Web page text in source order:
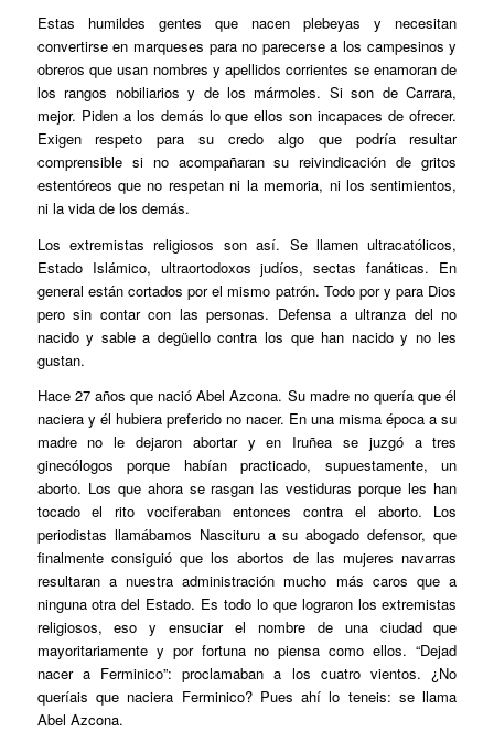
Estas humildes gentes que nacen plebeyas y necesitan
convertirse en marqueses para no parecerse a los campesinos y
obreros que usan nombres y apellidos corrientes se enamoran de
los rangos nobiliarios y de los mármoles. Si son de Carrara,
mejor. Piden a los demás lo que ellos son incapaces de ofrecer.
Exigen respeto para su credo algo que podría resultar
comprensible si no acompañaran su reivindicación de gritos
estentóreos que no respetan ni la memoria, ni los sentimientos,
ni la vida de los demás.
Los extremistas religiosos son así. Se llamen ultracatólicos,
Estado Islámico, ultraortodoxos judíos, sectas fanáticas. En
general están cortados por el mismo patrón. Todo por y para Dios
pero sin contar con las personas. Defensa a ultranza del no
nacido y sable a degüello contra los que han nacido y no les
gustan.
Hace 27 años que nació Abel Azcona. Su madre no quería que él
naciera y él hubiera preferido no nacer. En una misma época a su
madre no le dejaron abortar y en Iruñea se juzgó a tres
ginecólogos porque habían practicado, supuestamente, un
aborto. Los que ahora se rasgan las vestiduras porque les han
tocado el rito vociferaban entonces contra el aborto. Los
periodistas llamábamos Nasciturua su abogado defensor, que
finalmente consiguió que los abortos de las mujeres navarras
resultaran a nuestra administración mucho más caros que a
ninguna otra del Estado. Es todo lo que lograron los extremistas
religiosos, eso y ensuciar el nombre de una ciudad que
mayoritariamente y por fortuna no piensa como ellos. “Dejad
nacer a Ferminico”: proclamaban a los cuatro vientos. ¿No
queríais que naciera Ferminico? Pues ahí lo teneis: se llama
Abel Azcona.